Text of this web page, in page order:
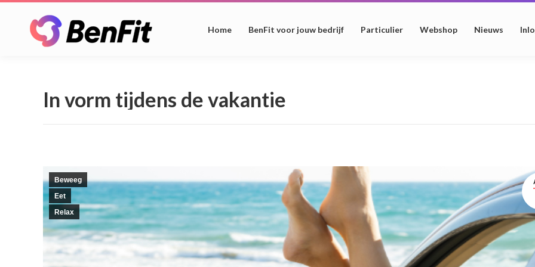
Home BenFit voor jouw bedrijf Particulier Webshop Nieuws
In vorm tijdens de vakantie
Beweeg
Eet
Relax